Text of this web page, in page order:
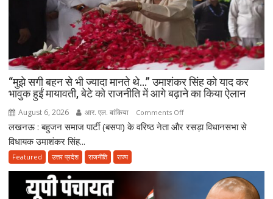
“मुझे सगी बहन से भी ज्यादा मानते थे…” उमाशंकर सिंह को याद कर
भावुक हुईं मायावती, बेटे को राजनीति में आगे बढ़ाने का किया ऐलान
August 6, 2026 आर. एल. बांकिया Comments Offon
“मुझे
लखनऊ : बहुजन समाज पार्टी (बसपा) के वरिष्ठ नेता और रसड़ा विधानसभा से
विधायक उमाशंकर सिंह...
Featured उत्तर प्रदेश राजनीति राज्य